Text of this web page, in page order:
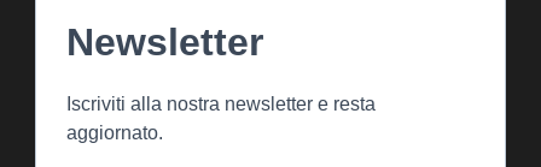
Newsletter
Iscriviti alla nostra newsletter e resta
aggiornato.